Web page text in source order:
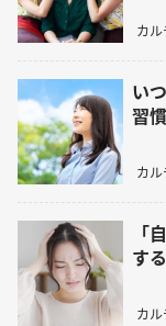
カ
い
習慣
カ
「
す
カ